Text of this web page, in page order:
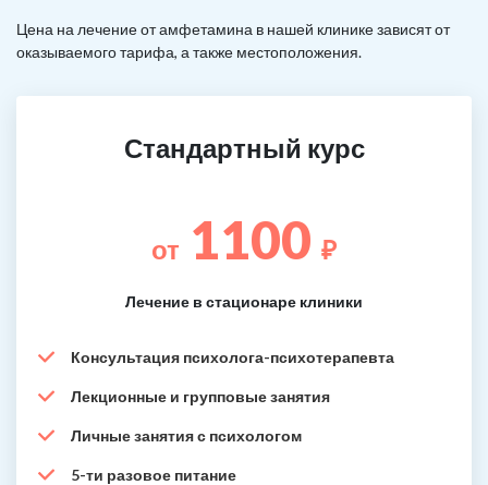
Цена на лечение от амфетамина в нашей клинике зависят от
оказываемого тарифа, а также местоположения.
Стандартный курс
от 1100 ₽
Лечение в стационаре клиники
Консультация психолога-психотерапевта
Лекционные и групповые занятия
Личные занятия с психологом
5-ти разовое питание